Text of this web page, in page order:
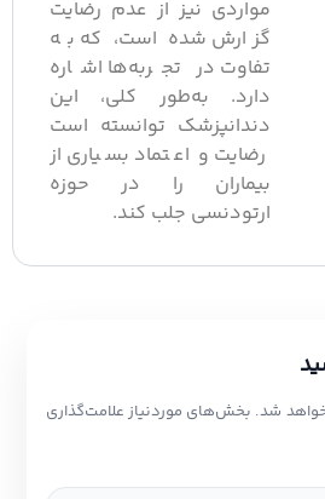
مواردی نیز از عدم رضایت
گزارش شده است، که به
تفاوت در تجربه‌ها اشاره
دارد. به‌طور کلی، این
دندانپزشک توانسته است
رضایت و اعتماد بسیاری از
بیماران را در حوزه
ارتودنسی جلب کند.
بخش‌های موردنیاز علامت‌گذاری